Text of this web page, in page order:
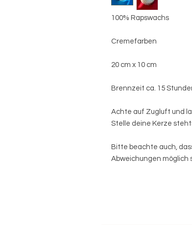
100% Rapswachs
Cremefarben
20 cm x 10 cm
Brennzeit ca. 15
Achte auf Zugluft und
Stelle deine Kerze
Bitte beachte auch,
Abweichungen möglich